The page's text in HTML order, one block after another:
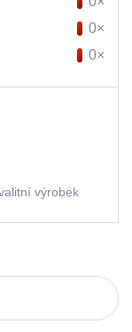
0×
0×
výrobek